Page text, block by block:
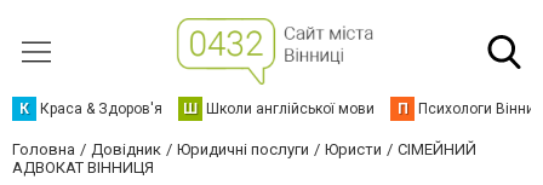
К Краса & Здоров'я Ш Школи англійської мови П Психологи
Головна Довідник Юридичні послуги Юристи
СІМЕЙНИЙ
АДВОКАТ ВІННИЦЯ